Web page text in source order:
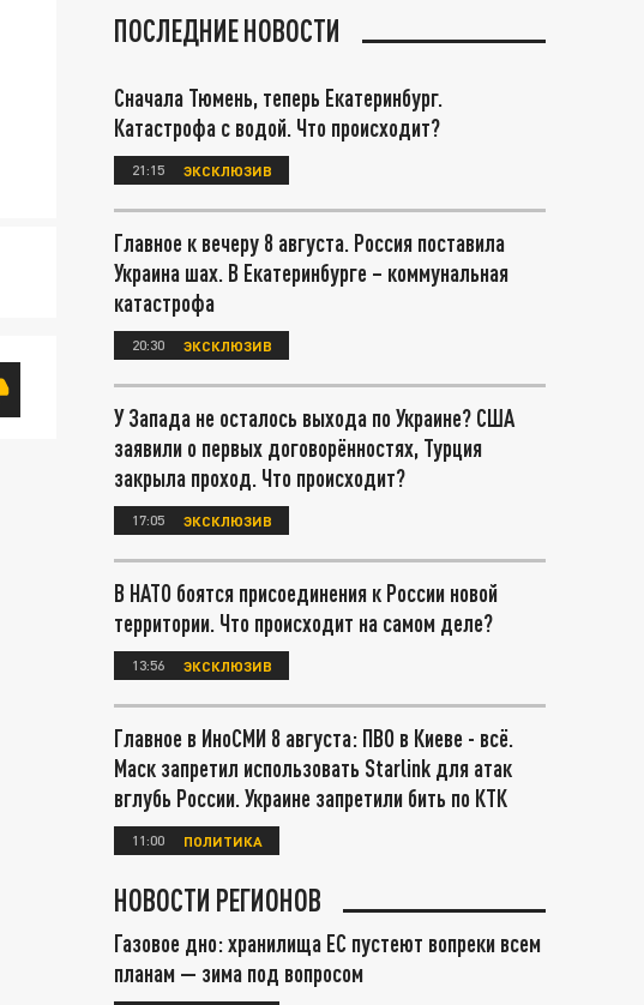
ПОСЛЕДНИЕ НОВОСТИ
Сначала Тюмень, теперь Екатеринбург.
Катастрофа с водой. Что происходит?
21:15 ЭКСКЛЮЗИВ
Главное к вечеру 8 августа. Россия поставила
Украина шах. В Екатеринбурге – коммунальная
катастрофа
20:30 ЭКСКЛЮЗИВ
У Запада не осталось выхода по Украине? США
заявили о первых договорённостях, Турция
закрыла проход. Что происходит?
17:05 ЭКСКЛЮЗИВ
В НАТО боятся присоединения к России новой
территории. Что происходит на самом деле?
13:56 ЭКСКЛЮЗИВ
Главное в ИноСМИ 8 августа: ПВО в Киеве - всё.
Маск запретил использовать Starlink для атак
вглубь России. Украине запретили бить по КТК
11:00 ПОЛИТИКА
НОВОСТИ РЕГИОНОВ
Газовое дно: хранилища ЕС пустеют вопреки всем
планам — зима под вопросом